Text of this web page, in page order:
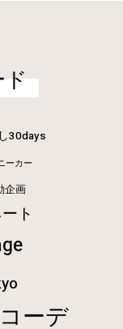
ド
30days
ーカー
企画
ト
コーデ